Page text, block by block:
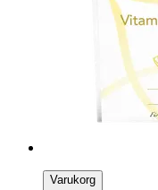
Varukorg